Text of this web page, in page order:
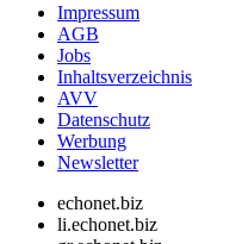
Impressum
AGB
Jobs
Inhaltsverzeichnis
AVV
Datenschutz
Werbung
Newsletter
echonet.biz
li.echonet.biz